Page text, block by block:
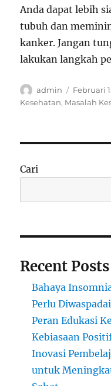
Anda dapat lebih
tubuh dan
kanker. Jangan
lakukan langkah
Author
admin
Posted
on
Februari
Kesehatan, Masalah
Cari
Recent Posts
Bahaya
Perlu Diwaspadai
Peran Edukasi
Kebiasaan
Inovasi
untuk